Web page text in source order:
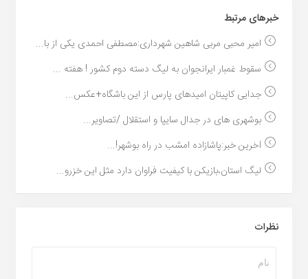
خبر‌های مرتبط
امیر محبی مربی شاهین شهرداری:مصطفی احمدی یکی از با...
سقوط غمبار ایرانجوان به لیگ دسته دوم کشور ! هفته ...
جدایی کاپیتان امیدهای پارس از این باشگاه+عکس...
بوشهری های در جدال سایپا و استقلال /تصاویر...
آخرین خبر:پاشازاده امشب در راه بوشهر!...
لیگ استان،بازیکن با کیفیت فراوان دارد مثل این خزرو...
نظرات